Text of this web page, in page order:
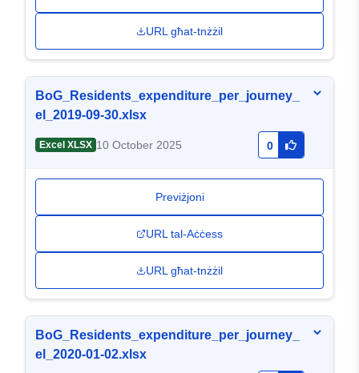
URL għat-tnżżil
BoG_Residents_expenditure_per_journey_
el_2019-09-30.xlsx
Excel XLSX 10 October 2025 0
Previżjoni
URL tal-Aċċess
URL għat-tnżżil
BoG_Residents_expenditure_per_journey_
el_2020-01-02.xlsx